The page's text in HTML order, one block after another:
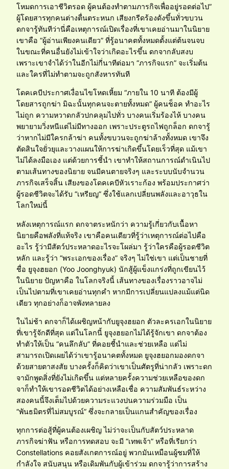
โหมดการเอาชีวิตรอด ผู้คนต้องทำตามภารกิจเพื่ออยู่รอดต่อไป”
ผู้โดยสารทุกคนต่างตื่นตระหนก เสียงกรีดร้องดังขึ้นทั่วขบวน
ดกจารู้ทันทีว่านี่คือเหตุการณ์เปิดเรื่องที่เขาเคยอ่านมาในนิยาย
เขาคือ “ผู้อ่านเพียงคนเดียว” ที่รู้อนาคตทั้งหมดตั้งแต่ต้นจนจบ
ในขณะที่คนอื่นยังไม่เข้าใจว่าเกิดอะไรขึ้น ดกจากลับสงบ
เพราะเขาจำได้ว่าในอีกไม่กี่นาทีต่อมา “ภารกิจแรก” จะเริ่มต้น
และใครที่ไม่ทำตามจะถูกสังหารทันที
โดคเคบีประกาศเงื่อนไขโหดเหี้ยม “ภายใน 10 นาที ต้องมีผู้
โดยสารถูกฆ่า มิฉะนั้นทุกคนจะตายทั้งหมด” ผู้คนช็อค ทำอะไร
ไม่ถูก ความหวาดกลัวปกคลุมไปทั่ว บางคนเริ่มร้องไห้ บางคน
พยายามวิ่งหนีแต่ไม่มีทางออก เพราะประตูรถไฟถูกล็อก ดกจารู้
ว่าหากไม่มีใครกล้าฆ่า คนทั้งขบวนจะถูกฆ่าล้างทั้งหมด เขาจึง
ตัดสินใจยั่วยุและวางแผนให้การฆ่าเกิดขึ้นโดยเร็วที่สุด แม้เขา
ไม่ได้ลงมือเอง แต่ด้วยการชี้นำ เขาทำให้สถานการณ์ดำเนินไป
ตามเส้นทางของนิยาย จนมีคนตายจริงๆ และระบบนับจำนวน
ภารกิจเสร็จสิ้น เสียงของโดคเคบีหัวเราะก้อง พร้อมประกาศว่า
ผู้รอดชีวิตจะได้รับ “เหรียญ” ซึ่งใช้แลกเปลี่ยนพลังและอาวุธใน
โลกใหม่นี้
หลังเหตุการณ์แรก ดกจาตระหนักว่า ความรู้เกี่ยวกับเนื้อหา
นิยายคือพลังที่แท้จริง เขาคือคนเดียวที่รู้ว่าเหตุการณ์ต่อไปคือ
อะไร รู้ว่ามีสัตว์ประหลาดอะไรจะโผล่มา รู้ว่าใครคือผู้รอดชีวิต
หลัก และรู้ว่า “พระเอกของเรื่อง” จริงๆ ไม่ใช่เขา แต่เป็นชายที่
ชื่อ ยูจุงฮยอก (Yoo Joonghyuk) นักสู้ผู้แข็งแกร่งที่ถูกเขียนไว้
ในนิยาย ปัญหาคือ ในโลกจริงนี้ เส้นทางของเรื่องราวอาจไม่
เป็นไปตามที่เขาเคยอ่านทุกคำ หากมีการเปลี่ยนแปลงแม้แต่นิด
เดียว ทุกอย่างก็อาจพังทลายลง
ในไม่ช้า ดกจาก็ได้เผชิญหน้ากับยูจุงฮยอก ตัวละครเอกในนิยาย
ที่เขารู้จักดีที่สุด แต่ในโลกนี้ ยูจุงฮยอกไม่ได้รู้จักเขา ดกจาต้อง
ทำตัวให้เป็น “คนลึกลับ” ที่คอยชี้นำและช่วยเหลือ แต่ไม่
สามารถเปิดเผยได้ว่าเขารู้อนาคตทั้งหมด ยูจุงฮยอกมองดกจา
ด้วยสายตาสงสัย บางครั้งก็คิดว่าเขาเป็นศัตรูที่น่ากลัว เพราะดก
จามักพูดสิ่งที่ยังไม่เกิดขึ้น แต่หลายครั้งความช่วยเหลือของดก
จาก็ทำให้เขารอดชีวิตได้อย่างเหลือเชื่อ ความสัมพันธ์ระหว่าง
สองคนนี้จึงเต็มไปด้วยความระแวงปนความร่วมมือ เป็น
“พันธมิตรที่ไม่สมบูรณ์” ซึ่งจะกลายเป็นแกนสำคัญของเรื่อง
ทุกการต่อสู้ที่ผู้คนต้องเผชิญ ไม่ว่าจะเป็นกับสัตว์ประหลาด
ภารกิจฆ่าฟัน หรือการทดสอบ จะมี “เทพเจ้า” หรือที่เรียกว่า
Constellations คอยสังเกตการณ์อยู่ พวกมันเหมือนผู้ชมที่ให้
กำลังใจ สนับสนุน หรือเดิมพันกับผู้เข้าร่วม ดกจารู้ว่าการสร้าง